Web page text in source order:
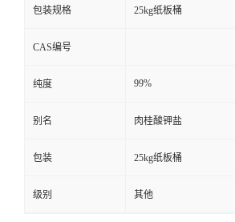
包装规格 25kg纸板桶
CAS编号
纯度 99%
别名 肉桂酸钾盐
包装 25kg纸板桶
级别 其他